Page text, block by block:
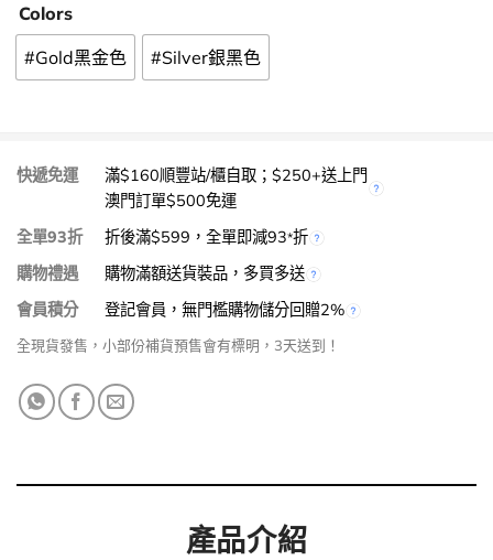
Colors
#Gold黑金色 #Silver銀黑色
快遞免運
滿$160順豐站/櫃自取；$250+送上門
澳門訂單$500免運
全單93折
折後滿$599，全單即減93*折
購物禮遇
購物滿額送貨裝品，多買多送
會員積分
登記會員，無門檻購物儲分回贈2%
全現貨發售，小部份補貨預售會有標明，3天送到！
產品介紹